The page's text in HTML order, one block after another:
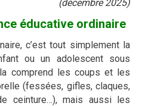
(décembre 2025)
éducative ordinaire
c’est tout simplement la
ou un adolescent sous
comprend les coups et les
(fessées, gifles, claques,
ceinture…), mais aussi les